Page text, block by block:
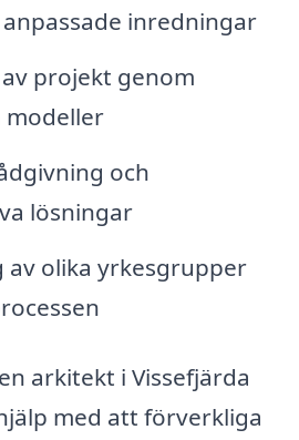
anpassade inredningar
projekt genom
och
lösningar
av olika yrkesgrupper
arkitekt i Vissefjärda
med att förverkliga